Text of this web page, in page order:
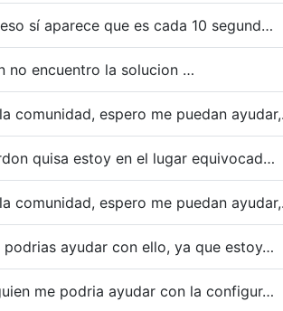
sí aparece que es cada 10 segund…
no encuentro la solucion …
comunidad, espero me puedan
quisa estoy en el lugar equivocad…
comunidad, espero me puedan
podrias ayudar con ello, ya que estoy…
me podria ayudar con la configur…